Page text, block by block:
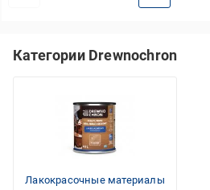
Категории Drewnochron
Лакокрасочные материалы